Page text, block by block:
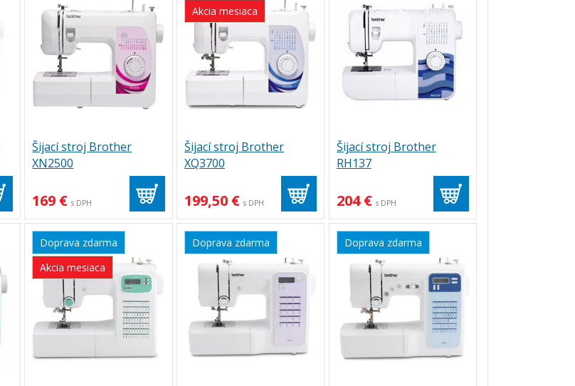
Šijací stroj Brother
XN2500
169 € s DPH
Akcia mesiaca
Šijací stroj Brother
XQ3700
199,50 € s DPH
Šijací stroj Brother
RH137
204 € s DPH
Doprava zdarma
Akcia mesiaca
Doprava zdarma Doprava zdarma